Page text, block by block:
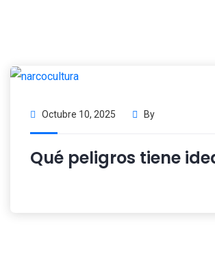
Octubre 10, 2025 By
Qué peligros tiene